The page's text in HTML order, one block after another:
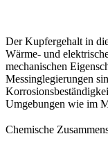
Der Kupfergehalt in
Wärme- und
mechanischen
Messinglegierungen
Umgebungen wie im
Chemische